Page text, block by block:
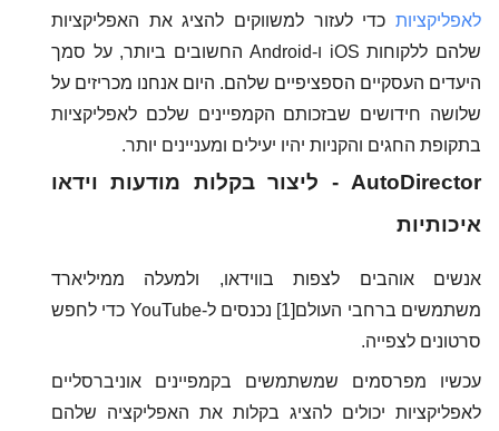
לאפליקציות כדי לעזור למשווקים להציג את האפליקציות
שלהם ללקוחות iOS ו-Android החשובים ביותר, על סמך
היעדים העסקיים הספציפיים שלהם. היום אנחנו מכריזים על
שלושה חידושים שבזכותם הקמפיינים שלכם לאפליקציות
בתקופת החגים והקניות יהיו יעילים ומעניינים יותר.
AutoDirector - ליצור בקלות מודעות וידאו
איכותיות
אנשים אוהבים לצפות בווידאו, ולמעלה ממיליארד
משתמשים ברחבי העולם[1] נכנסים ל-YouTube כדי לחפש
סרטונים לצפייה.
עכשיו מפרסמים שמשתמשים בקמפיינים אוניברסליים
לאפליקציות יכולים להציג בקלות את האפליקציה שלהם